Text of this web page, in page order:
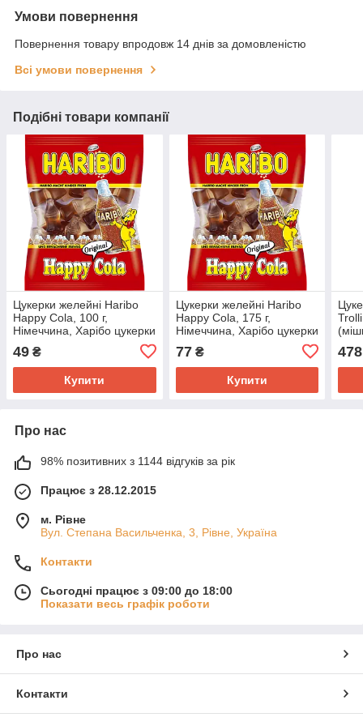
Умови повернення
Повернення товару впродовж 14 днів за домовленістю
Всі умови повернення
Подібні товари компанії
Цукерки желейні Haribo
Happy Cola, 100 г,
Німеччина, Харібо цукерки
49 ₴
Купити
Цукерки желейні Haribo
Happy Cola, 175 г,
Німеччина, Харібо цукерки
77₴
Купити
478
Про нас
98% позитивних з 1144 відгуків за рік
Працює з 28.12.2015
м. Рівне
Вул. Степана Васильченка, 3, Рівне, Україна
Контакти
Сьогодні працює з 09:00 до 18:00
Показати весь графік роботи
Про нас
Контакти